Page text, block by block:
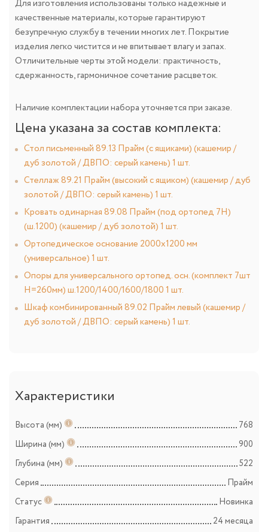
Для изготовления использованы только надежные и
качественные материалы, которые гарантируют
безупречную службу в течении многих лет. Покрытие
изделия легко чистится и не впитывает влагу и запах.
Отличительные черты этой модели: практичность,
сдержанность, гармоничное сочетание расцветок.
Наличие комплектации набора уточняется при заказе.
Цена указана за состав комплекта:
Стол письменный 89.13 Прайм (с ящиками) (кашемир /
дуб золотой / ДВПО: серый камень) 1 шт.
Стеллаж 89.21 Прайм (высокий с ящиком) (кашемир / дуб
золотой / ДВПО: серый камень) 1 шт.
Кровать одинарная 89.08 Прайм (под ортопед 7Н)
(ш.1200) (кашемир / дуб золотой) 1 шт.
Ортопедическое основание 2000х1200 мм
(универсальное) 1 шт.
Опоры для универсального ортопед. осн. (комплект 7шт
Н=260мм) ш.1200/1400/1600/1800 1 шт.
Шкаф комбинированный 89.02 Прайм левый (кашемир /
дуб золотой / ДВПО: серый камень) 1 шт.
Характеристики
Высота (мм)
768
Ширина (мм)
900
Глубина (мм)
522
Серия
Прайм
Статус
Новинка
Гарантия
24 месяца